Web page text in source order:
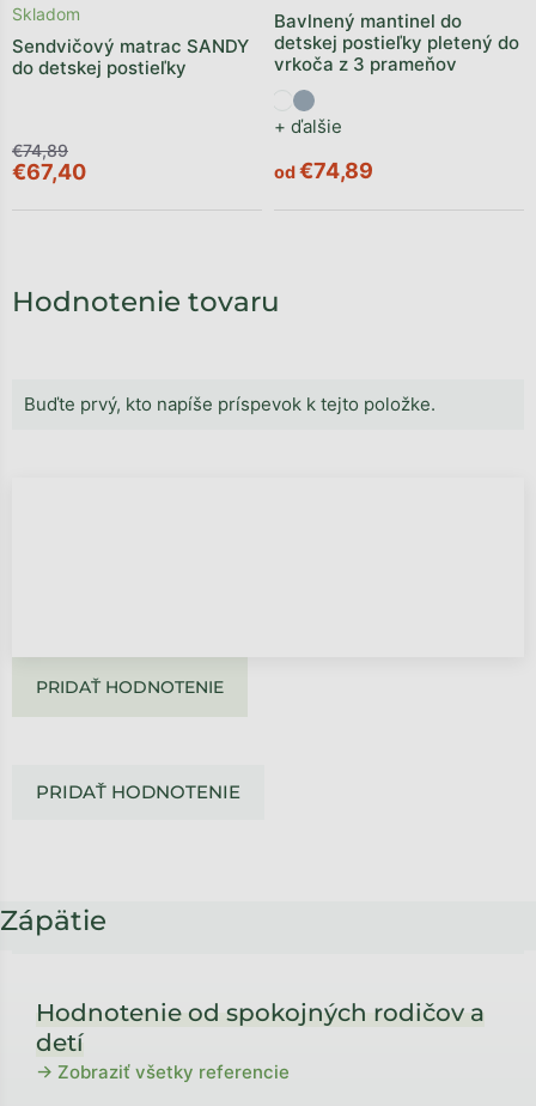
Hodnotenie tovaru
Buďte prvý, kto napíše príspevok k tejto položke.
PRIDAŤ HODNOTENIE
PRIDAŤ HODNOTENIE
Sendvičový matrac SANDY
do detskej postieľky
Skladom
€74,89
€67,40
Bavlnený mantinel do
detskej postieľky pletený do
vrkoča z 3 prameňov
+ ďalšie
od€74,89
Zápätie
Hodnotenie od spokojných rodičov a
detí
→ Zobraziť všetky referencie